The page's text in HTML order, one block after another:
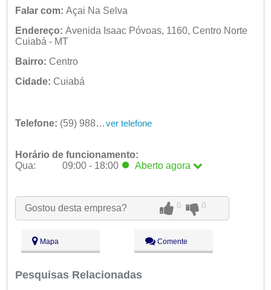
Falar com: Açai Na Selva
Endereço: Avenida Isaac Póvoas, 1160, Centro Norte
Cuiabá - MT
Bairro: Centro
Cidade: Cuiabá
Telefone: (59) 9882-8802 ver telefone
Horário de funcionamento:
Qua:
09:00 - 18:00 Aberto agora
Ter:
09:00 - 18:00
Qua:
09:00 - 18:00 Abertoagora
Sex:
09:00 - 18:00
Sáb:
Fechado
Dom:
Fechado
Gostou desta empresa? 0 0
Mapa Comente
Pesquisas Relacionadas